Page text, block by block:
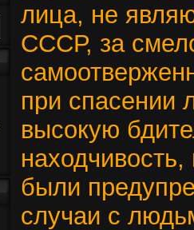
лица, не
СССР, за
при спасении
высокую
находчивость,
были
случаи с